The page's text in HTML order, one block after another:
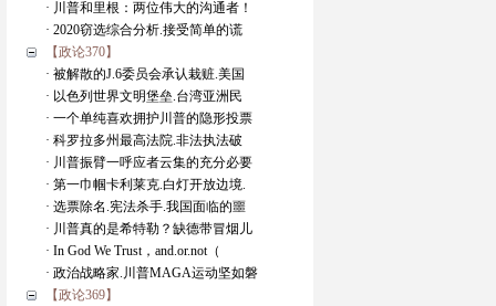
· 川普和里根：两位伟大的沟通者！
· 2020窃选综合分析.接受简单的谎
【政论370】
· 被解散的J.6委员会承认栽赃.美国
· 以色列世界文明堡垒.台湾亚洲民
· 一个单纯喜欢拥护川普的隐形投票
· 科罗拉多州最高法院.非法执法破
· 川普振臂一呼应者云集的充分必要
· 第一巾帼卡利莱克.白灯开放边境.
· 选票除名.宪法杀手.我国面临的噩
· 川普真的是希特勒？缺德带冒烟儿
· In God We Trust，and.or.not（
· 政治战略家.川普MAGA运动坚如磐
【政论369】